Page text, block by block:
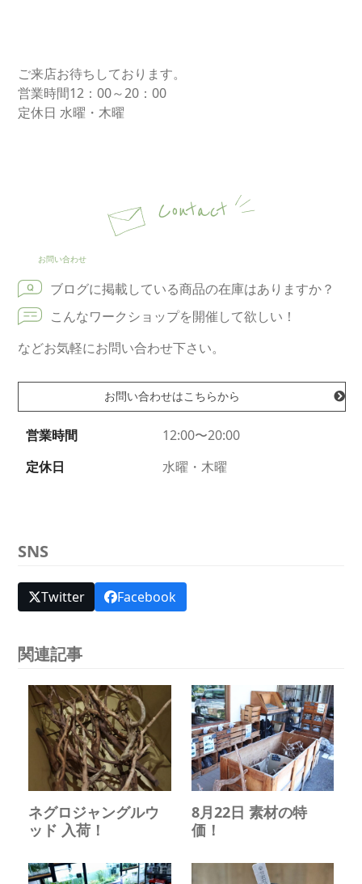
ご来店お待ちしております。
営業時間12：00～20：00
定休日 水曜・木曜
Contact
お問い合わせ
ブログに掲載している商品の在庫はありますか？
こんなワークショップを開催して欲しい！
などお気軽にお問い合わせ下さい。
お問い合わせはこちらから
営業時間
12:00〜20:00
定休日
水曜・木曜
SNS
Twitter Facebook
関連記事
ネグロジャングルウ
ッド 入荷！
8月22日 素材の特
価！